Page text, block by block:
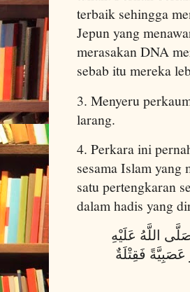
terbaik sehingga
Jepun yang
merasakan DNA
sebab itu mereka
3. Menyeru
larang.
4. Perkara ini
sesama Islam yang
satu pertengkaran
dalam hadis yang
اللَّهُ عَلَيْهِ
فَقِتْلَةٌ